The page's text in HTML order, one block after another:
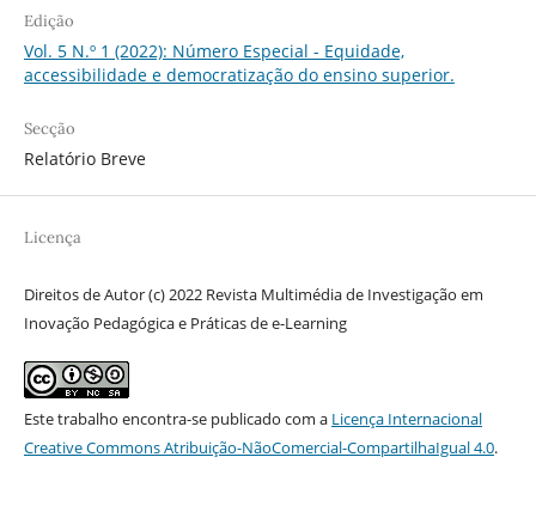
Edição
Vol. 5 N.º 1 (2022): Número Especial - Equidade,
accessibilidade e democratização do ensino superior.
Secção
Relatório Breve
Licença
Direitos de Autor (c) 2022 Revista Multimédia de Investigação em
Inovação Pedagógica e Práticas de e-Learning
Este trabalho encontra-se publicado com a Licença Internacional
Creative Commons Atribuição-NãoComercial-CompartilhaIgual 4.0.